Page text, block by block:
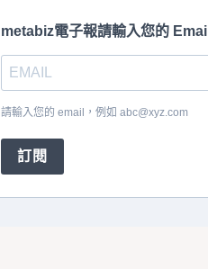
metabiz電子報請輸入您的 Email
請輸入您的 email，例如 abc@xyz.com
訂閱